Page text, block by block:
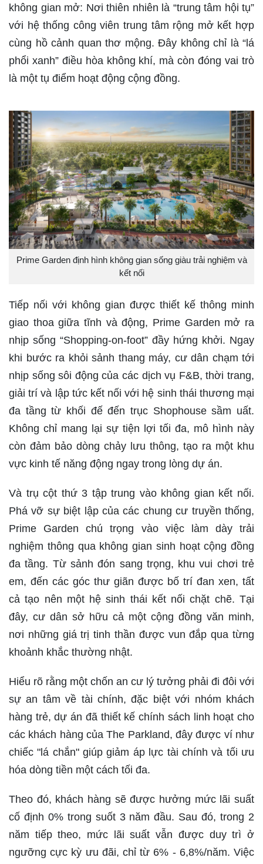
không gian mở: Nơi thiên nhiên là “trung tâm hội tụ”
với hệ thống công viên trung tâm rộng mở kết hợp
cùng hồ cảnh quan thơ mộng. Đây không chỉ là “lá
phổi xanh” điều hòa không khí, mà còn đóng vai trò
là một tụ điểm hoạt động cộng đồng.
Prime Garden định hình không gian sống giàu trải nghiệm và
kết nối
Tiếp nối với không gian được thiết kế thông minh
giao thoa giữa tĩnh và động, Prime Garden mở ra
nhịp sống “Shopping-on-foot” đầy hứng khởi. Ngay
khi bước ra khỏi sảnh thang máy, cư dân chạm tới
nhịp sống sôi động của các dịch vụ F&B, thời trang,
giải trí và lập tức kết nối với hệ sinh thái thương mại
đa tầng từ khối đế đến trục Shophouse sầm uất.
Không chỉ mang lại sự tiện lợi tối đa, mô hình này
còn đảm bảo dòng chảy lưu thông, tạo ra một khu
vực kinh tế năng động ngay trong lòng dự án.
Và trụ cột thứ 3 tập trung vào không gian kết nối.
Phá vỡ sự biệt lập của các chung cư truyền thống,
Prime Garden chú trọng vào việc làm dày trải
nghiệm thông qua không gian sinh hoạt cộng đồng
đa tầng. Từ sảnh đón sang trọng, khu vui chơi trẻ
em, đến các góc thư giãn được bố trí đan xen, tất
cả tạo nên một hệ sinh thái kết nối chặt chẽ. Tại
đây, cư dân sở hữu cả một cộng đồng văn minh,
nơi những giá trị tinh thần được vun đắp qua từng
khoảnh khắc thường nhật.
Hiểu rõ rằng một chốn an cư lý tưởng phải đi đôi với
sự an tâm về tài chính, đặc biệt với nhóm khách
hàng trẻ, dự án đã thiết kế chính sách linh hoạt cho
các khách hàng của The Parkland, đây được ví như
chiếc "lá chắn" giúp giảm áp lực tài chính và tối ưu
hóa dòng tiền một cách tối đa.
Theo đó, khách hàng sẽ được hưởng mức lãi suất
cố định 0% trong suốt 3 năm đầu. Sau đó, trong 2
năm tiếp theo, mức lãi suất vẫn được duy trì ở
ngưỡng cực kỳ ưu đãi, chỉ từ 6% - 6,8%/năm. Việc